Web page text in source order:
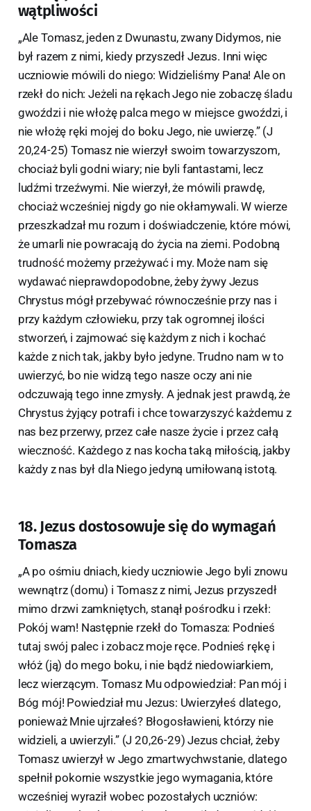
wątpliwości
„Ale Tomasz, jeden z Dwunastu, zwany Didymos, nie
był razem z nimi, kiedy przyszedł Jezus. Inni więc
uczniowie mówili do niego: Widzieliśmy Pana! Ale on
rzekł do nich: Jeżeli na rękach Jego nie zobaczę śladu
gwoździ i nie włożę palca mego w miejsce gwoździ, i
nie włożę ręki mojej do boku Jego, nie uwierzę.” (J
20,24-25) Tomasz nie wierzył swoim towarzyszom,
chociaż byli godni wiary; nie byli fantastami, lecz
ludźmi trzeźwymi. Nie wierzył, że mówili prawdę,
chociaż wcześniej nigdy go nie okłamywali. W wierze
przeszkadzał mu rozum i doświadczenie, które mówi,
że umarli nie powracają do życia na ziemi. Podobną
trudność możemy przeżywać i my. Może nam się
wydawać nieprawdopodobne, żeby żywy Jezus
Chrystus mógł przebywać równocześnie przy nas i
przy każdym człowieku, przy tak ogromnej ilości
stworzeń, i zajmować się każdym z nich i kochać
każde z nich tak, jakby było jedyne. Trudno nam w to
uwierzyć, bo nie widzą tego nasze oczy ani nie
odczuwają tego inne zmysły. A jednak jest prawdą, że
Chrystus żyjący potrafi i chce towarzyszyć każdemu z
nas bez przerwy, przez całe nasze życie i przez całą
wieczność. Każdego z nas kocha taką miłością, jakby
każdy z nas był dla Niego jedyną umiłowaną istotą.
18. Jezus dostosowuje się do wymagań
Tomasza
„A po ośmiu dniach, kiedy uczniowie Jego byli znowu
wewnątrz (domu) i Tomasz z nimi, Jezus przyszedł
mimo drzwi zamkniętych, stanął pośrodku i rzekł:
Pokój wam! Następnie rzekł do Tomasza: Podnieś
tutaj swój palec i zobacz moje ręce. Podnieś rękę i
włóż (ją) do mego boku, i nie bądź niedowiarkiem,
lecz wierzącym. Tomasz Mu odpowiedział: Pan mój i
Bóg mój! Powiedział mu Jezus: Uwierzyłeś dlatego,
ponieważ Mnie ujrzałeś? Błogosławieni, którzy nie
widzieli, a uwierzyli.” (J 20,26-29) Jezus chciał, żeby
Tomasz uwierzył w Jego zmartwychwstanie, dlatego
spełnił pokornie wszystkie jego wymagania, które
wcześniej wyraził wobec pozostałych uczniów: